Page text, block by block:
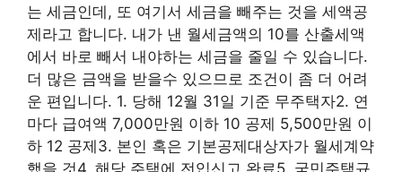
는 세금인데, 또 여기서 세금을 빼주는 것을 세액공
제라고 합니다. 내가 낸 월세금액의 10를 산출세액
에서 바로 빼서 내야하는 세금을 줄일 수 있습니다.
더 많은 금액을 받을수 있으므로 조건이 좀 더 어려
운 편입니다. 1. 당해 12월 31일 기준 무주택자2. 연
마다 급여액 7,000만원 이하 10 공제 5,500만원 이
하 12 공제3. 본인 혹은 기본공제대상자가 월세계약